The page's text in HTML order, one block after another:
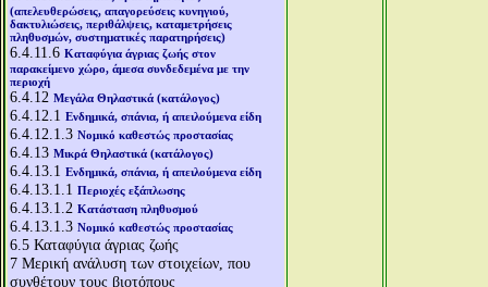
(απελευθερώσεις, απαγορεύσεις κυνηγιού,
δακτυλιώσεις, περιθάλψεις, καταμετρήσεις
πληθυσμών, συστηματικές παρατηρήσεις)
6.4.11.6 Καταφύγια άγριας ζωής στον
παρακείμενο χώρο, άμεσα συνδεδεμένα με την
περιοχή
6.4.12 Μεγάλα Θηλαστικά (κατάλογος)
6.4.12.1 Ενδημικά, σπάνια, ή απειλούμενα είδη
6.4.12.1.3 Νομικό καθεστώς προστασίας
6.4.13 Μικρά Θηλαστικά (κατάλογος)
6.4.13.1 Ενδημικά, σπάνια, ή απειλούμενα είδη
6.4.13.1.1 Περιοχές εξάπλωσης
6.4.13.1.2 Κατάσταση πληθυσμού
6.4.13.1.3 Νομικό καθεστώς προστασίας
6.5 Καταφύγια άγριας ζωής
7 Μερική ανάλυση των στοιχείων, που
συνθέτουν τους βιοτόπους